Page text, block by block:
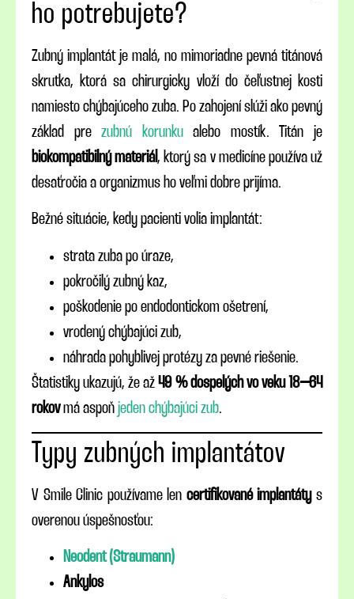
ho potrebujete?
Zubný implantát je malá, no mimoriadne pevná titánová
skrutka, ktorá sa chirurgicky vloží do čeľustnej kosti
namiesto chýbajúceho zuba. Po zahojení slúži ako pevný
základ prezubnú korunkualebo mostík. Titán je
biokompatibilný materiál, ktorý sa v medicíne používa už
desaťročia a organizmus ho veľmi dobre prijíma.
Bežné situácie, kedy pacienti volia implantát:
strata zuba po úraze,
pokročilý zubný kaz,
poškodenie po endodontickom ošetrení,
vrodený chýbajúci zub,
náhrada pohyblivej protézy za pevné riešenie.
Štatistiky ukazujú, že až49 % dospelých vo veku 18–64
rokovmá aspoň jeden chýbajúci zub.
Typy zubných implantátov
V Smile Clinic používame len certifikované implantátys
overenou úspešnosťou:
Neodent (Straumann)
Ankylos